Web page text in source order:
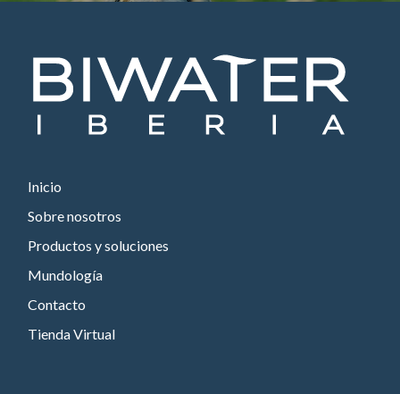
Inicio
Sobre nosotros
Productos y soluciones
Mundología
Contacto
Tienda Virtual